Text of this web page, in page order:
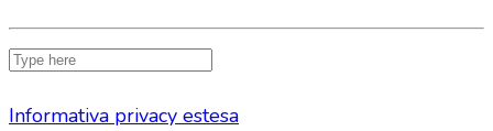
Informativa privacy estesa